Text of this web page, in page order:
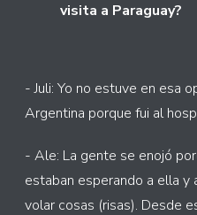
visita a Paraguay?
- Juli: Yo no estuve en esa
Argentina porque fui al
- Ale: La gente se enojó
estaban esperando a ella y
volar cosas (risas). Desde